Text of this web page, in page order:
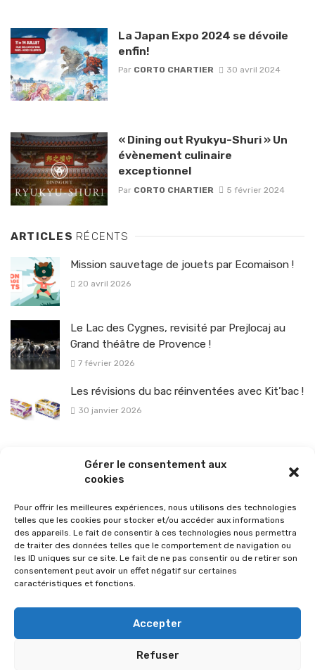
Gérer le consentement aux
cookies
Pour offrir les meilleures expériences, nous utilisons des technologies
telles que les cookies pour stocker et/ou accéder aux informations
des appareils. Le fait de consentir à ces technologies nous permettra
de traiter des données telles que le comportement de navigation ou
les ID uniques sur ce site. Le fait de ne pas consentir ou de retirer son
consentement peut avoir un effet négatif sur certaines
caractéristiques et fonctions.
Accepter
Refuser
La Japan Expo 2024 se dévoile
enfin!
Par CORTO CHARTIER 30 avril 2024
« Dining out Ryukyu-Shuri » Un
évènement culinaire
exceptionnel
Par CORTO CHARTIER 5 février 2024
ARTICLES RÉCENTS
Mission sauvetage de jouets par Ecomaison !
20 avril 2026
Le Lac des Cygnes, revisité par Prejlocaj au
Grand théâtre de Provence !
7 février 2026
Les révisions du bac réinventées avec Kit’bac !
30 janvier 2026